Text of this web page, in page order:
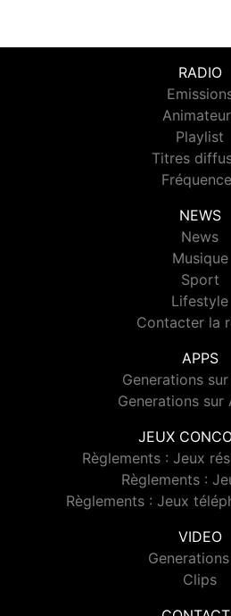
RADIO
Playlist
Titres
NEWS
News
Musique
Sport
Lifestyle
Contacter la
APPS
Generations
Generations sur
JEUX
Règlements : Jeux
Règlements :
Règlements : Jeux
VIDEO
Clips